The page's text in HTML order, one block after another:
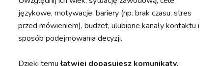
językowe, motywacje, bariery (np. brak czasu, stres
przed mówieniem), budżet, ulubione kanały kontaktu i
sposób podejmowania decyzji.
Dzięki temułatwiej dopasujesz komunikaty,